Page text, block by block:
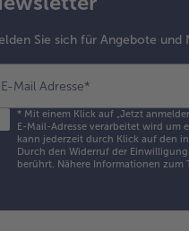
Sie sich für Angebote
E-Mail Adresse*
*Mit einem Klick auf „Jetzt
E-Mail-Adresse verarbeitet wird
kann jederzeit durch Klick auf den
Durch den Widerruf der
berührt. Nähere Informationen zum